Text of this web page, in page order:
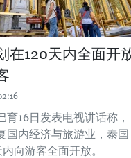
在120天内全面开
育16日发表电视讲话称，
国内经济与旅游业，泰国
向游客全面开放。